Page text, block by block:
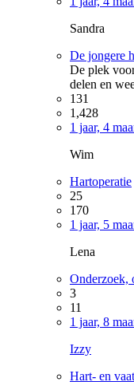
Sandra
De jongere
De plek
delen en
131
1,428
1 jaar, 4
Wim
Hartoperatie
25
170
1 jaar, 5
Lena
Onderzoek,
3
11
1 jaar, 8
Izzy
Hart- en